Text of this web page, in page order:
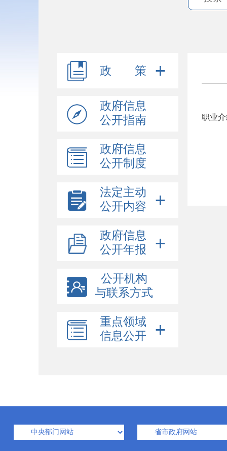
政 策
政府信息
公开指南
政府信息
公开制度
法定主动
公开内容
政府信息
公开年报
公开机构
与联系方式
重点领域
信息公开
职业